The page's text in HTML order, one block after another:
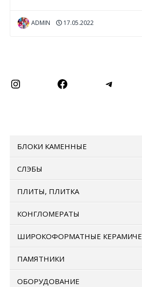
ADMIN 17.05.2022
InstagramFacebook
БЛОКИ КАМЕННЫЕ
СЛЭБЫ
ПЛИТЫ, ПЛИТКА
КОНГЛОМЕРАТЫ
ШИРОКОФОРМАТНЫЕ
ПАМЯТНИКИ
ОБОРУДОВАНИЕ